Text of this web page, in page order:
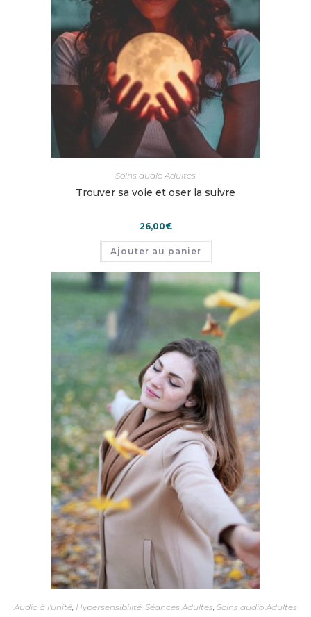
Soins audio Adultes
Trouver sa voie et oser la suivre
26,00€
Ajouter au panier
Audio à l'unité, Hypersensibilité, Séances Adultes, Soins audio Adultes